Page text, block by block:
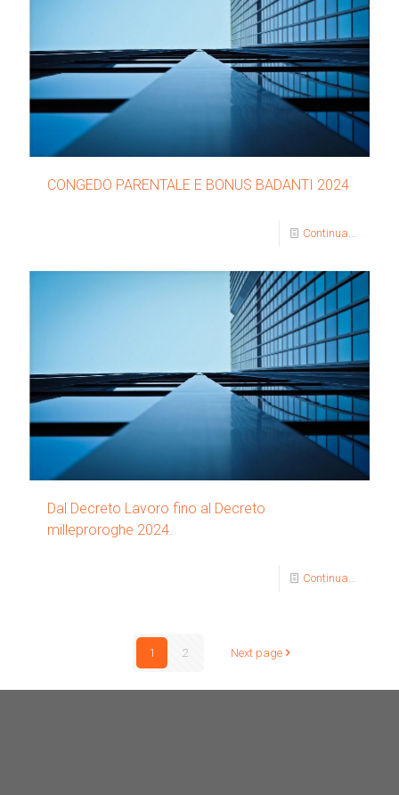
CONGEDO PARENTALE E BONUS BADANTI 2024
Continua...
Dal Decreto Lavoro fino al Decreto
milleproroghe 2024.
Continua...
1 2 Next page